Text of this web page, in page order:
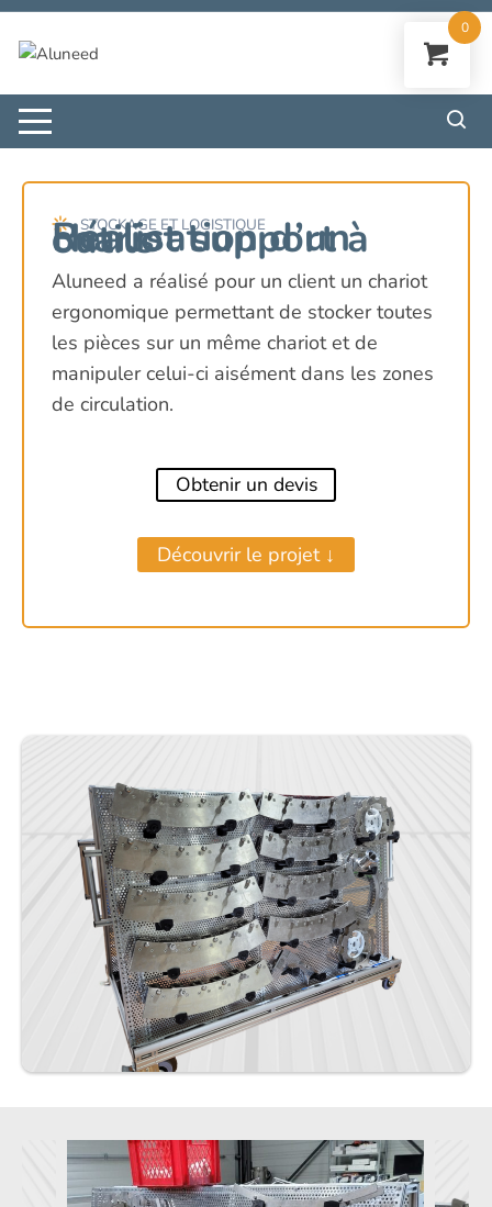
Aller
contenu
STOCKAGE ET LOGISTIQUE
Réalisation d’un chariot support à outils
Aluneed a réalisé pour un client un chariot
ergonomique permettant de stocker toutes
les pièces sur un même chariot et de
manipuler celui-ci aisément dans les zones
de circulation.
Obtenir un devis
Découvrir le projet ↓
0